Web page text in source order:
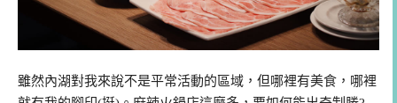
雖然內湖對我來說不是平常活動的區域，但哪裡有美食，哪裡